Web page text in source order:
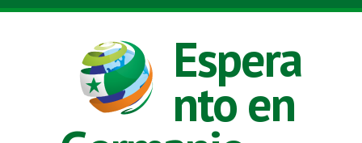
Skip to main content
Espera
nto en